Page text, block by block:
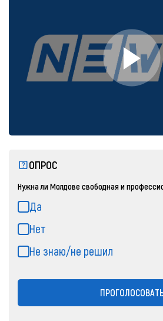
ОПРОС
Нужна ли Молдове свободная и
Да
Нет
Не знаю/не решил